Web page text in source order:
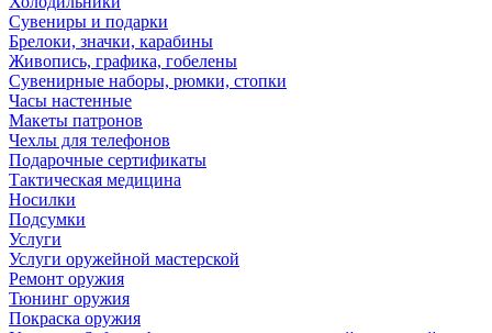
Сувениры и подарки
Брелоки, значки, карабины
Живопись, графика, гобелены
Сувенирные наборы, рюмки, стопки
Часы настенные
Макеты патронов
Чехлы для телефонов
Подарочные сертификаты
Тактическая медицина
Носилки
Подсумки
Услуги
Услуги оружейной мастерской
Ремонт оружия
Тюнинг оружия
Покраска оружия